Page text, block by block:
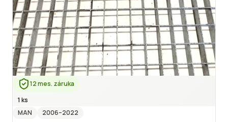
12 mes. záruka
1 ks
MAN
2006–2022